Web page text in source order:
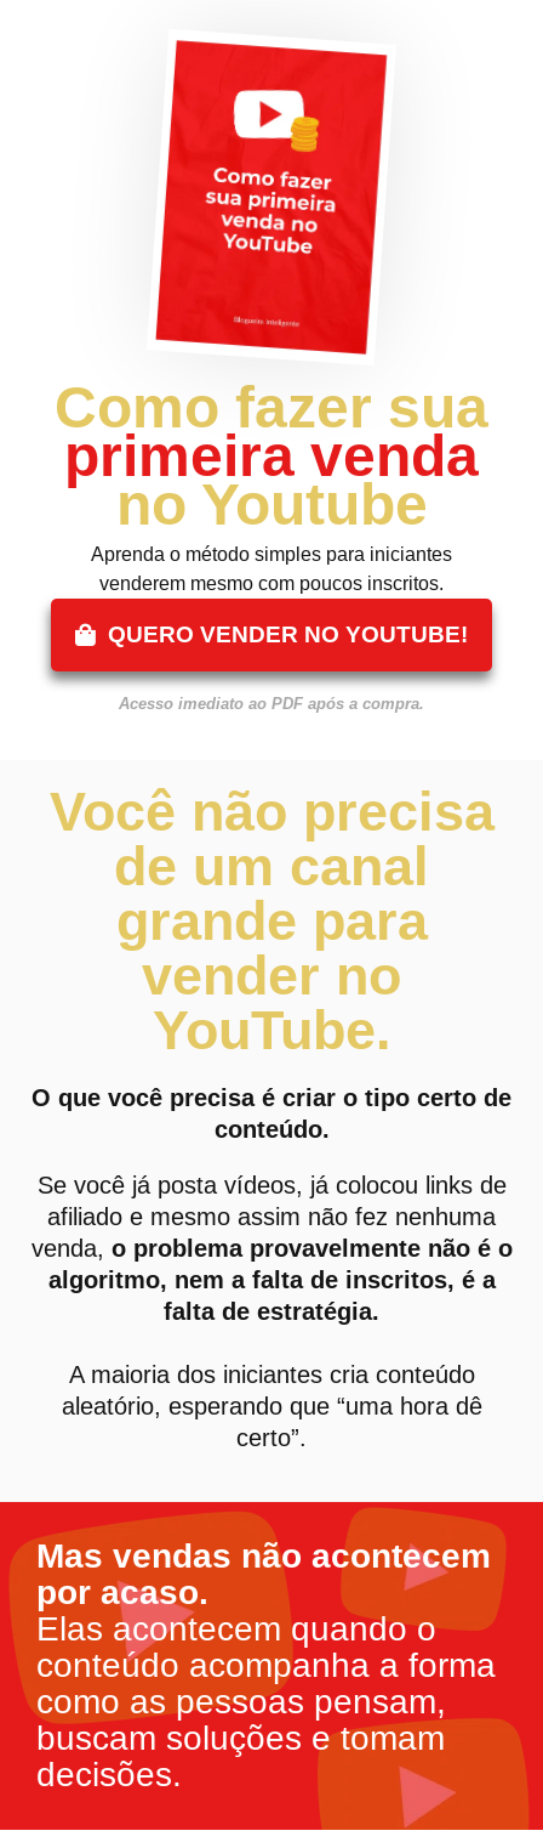
Como fazer sua
primeira venda
no Youtube
Aprenda o método simples para iniciantes
venderem mesmo com poucos inscritos.
QUERO VENDER NO YOUTUBE!
Acesso imediato ao PDF após a compra.
Você não precisa
de um canal
grande para
vender no
YouTube.
O que você precisa é criar o tipo certo de
conteúdo.
Se você já posta vídeos, já colocou links de
afiliado e mesmo assim não fez nenhuma
venda, o problema provavelmente não é o
algoritmo, nem a falta de inscritos, é a
falta de estratégia.
A maioria dos iniciantes cria conteúdo
aleatório, esperando que “uma hora dê
certo”.
Mas vendas não acontecem
por acaso.
Elas acontecem quando o
conteúdo acompanha a forma
como as pessoas pensam,
buscam soluções e tomam
decisões.